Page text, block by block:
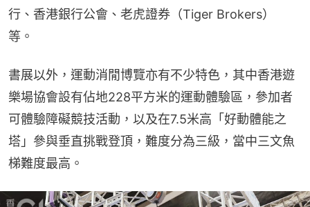
行、香港銀行公會、老虎證券（Tiger Brokers）
等。
書展以外，運動消閒博覽亦有不少特色，其中香港遊
樂場協會設有佔地228平方米的運動體驗區，參加者
可體驗障礙競技活動，以及在7.5米高「好動體能之
塔」參與垂直挑戰登頂，難度分為三級，當中三文魚
梯難度最高。